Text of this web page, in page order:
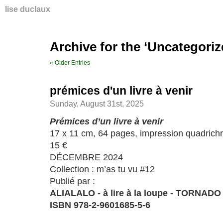
lise duclaux
Archive for the
« Older Entries
prémices d'un livre à venir
Sunday, August 31st, 2025
Prémices d’un livre à venir
17 x 11 cm, 64 pages, impression
15 €
DÉCEMBRE 2024
Collection : m’as tu vu #12
Publié par :
ALIALALO - à lire à la loupe - TORNADO
ISBN 978-2-9601685-5-6